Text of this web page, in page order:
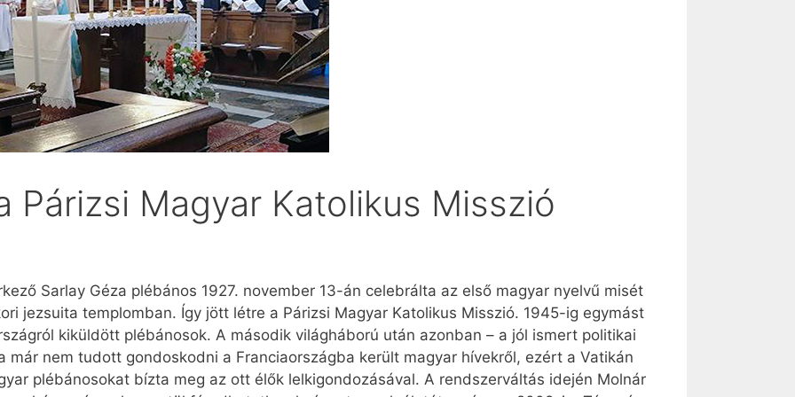
Párizsi Magyar Katolikus Misszió
Sarlay Géza plébános 1927. november 13-án celebrálta az első magyar nyelvű misét
jezsuita templomban. Így jött létre a Párizsi Magyar Katolikus Misszió. 1945-ig egymást
kiküldött plébánosok. A második világháború után azonban – a jól ismert politikai
már nem tudott gondoskodni a Franciaországba került magyar hívekről, ezért a Vatikán
plébánosokat bízta meg az ott élők lel­ki­gondozásával. A rendszerváltás idején Molnár